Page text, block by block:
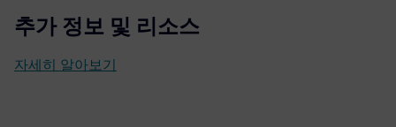
추가 정보 및 리소스
자세히 알아보기